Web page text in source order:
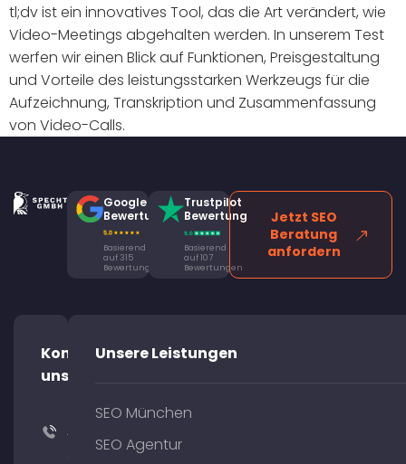
tl;dv ist ein innovatives Tool, das die Art verändert, wie
Video-Meetings abgehalten werden. In unserem Test
werfen wir einen Blick auf Funktionen, Preisgestaltung
und Vorteile des leistungsstarken Werkzeugs für die
Aufzeichnung, Transkription und Zusammenfassung
von Video-Calls.
Google
Bewertung
Basierend
auf 315
Bewertungen
Trustpilot
Bewertung
Basierend
auf 107
Bewertungen
Jetzt SEO
Beratung
anfordern
Kontaktiere
uns!
+49
Unsere Leistungen
SEO München
SEO Agentur